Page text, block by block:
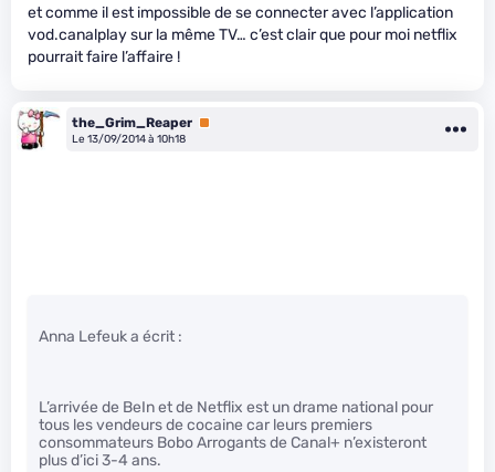
et comme il est impossible de se connecter avec l’application
vod.canalplay sur la même TV… c’est clair que pour moi netflix
pourrait faire l’affaire !
the_Grim_Reaper Premium
Le 13/09/2014 à 10h18
Anna Lefeuk a écrit :
L’arrivée de BeIn et de Netflix est un drame national pour
tous les vendeurs de cocaine car leurs premiers
consommateurs Bobo Arrogants de Canal+ n’existeront
plus d’ici 3-4 ans.